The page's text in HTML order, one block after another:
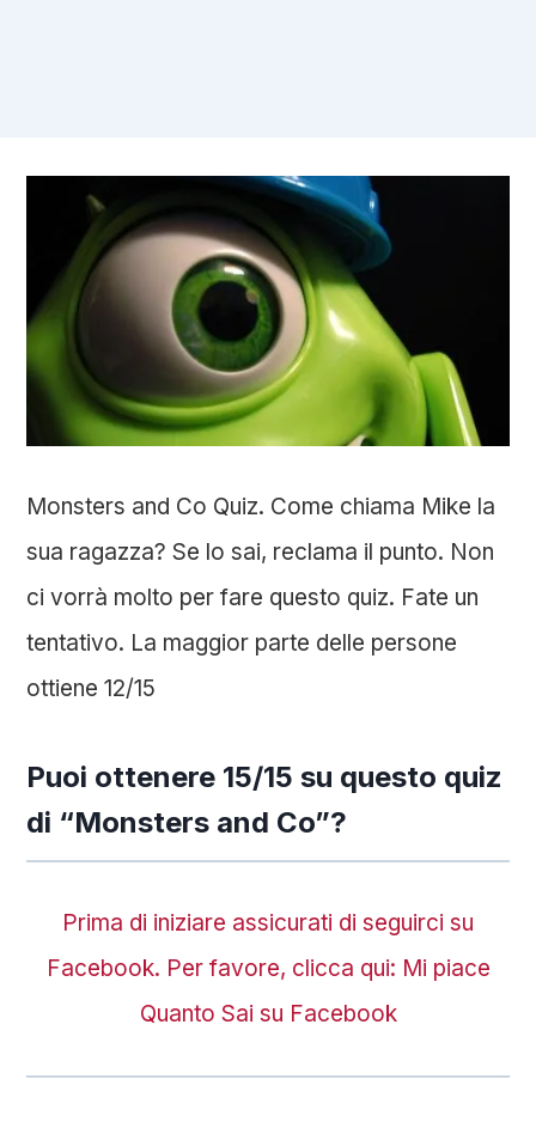
Monsters and Co Quiz. Come chiama Mike la
sua ragazza? Se lo sai, reclama il punto. Non
ci vorrà molto per fare questo quiz. Fate un
tentativo. La maggior parte delle persone
ottiene 12/15
Puoi ottenere 15/15 su questo quiz
di “Monsters and Co”?
Prima di iniziare assicurati di seguirci su
Facebook. Per favore, clicca qui: Mi piace
Quanto Sai su Facebook